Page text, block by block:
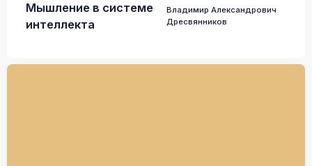
Мышление в системе
интеллекта
Владимир Александрович
Дресвянников